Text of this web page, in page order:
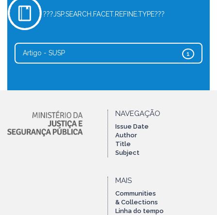
???JSP.SEARCH.FACET.REFINE.TYPE???
1
Artigo - SUSP
NAVEGAÇÃO
Issue Date
Author
Title
Subject
MAIS
Communities
& Collections
Linha do tempo